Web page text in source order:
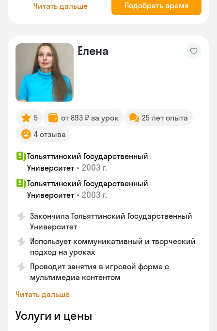
Читать дальше Подобрать время
Елена
5 от 893 ₽ за урок
25 лет опыта
4 отзыва
Тольяттинский Государственный
Университет • 2003 г.
Тольяттинский Государственный
Университет • 2003 г.
Закончила Тольяттинский Государственный
Университет
Использует коммуникативный и творческий
подход на уроках
Проводит занятия в игровой форме с
мультимедиа контентом
Читать дальше
Услуги и цены